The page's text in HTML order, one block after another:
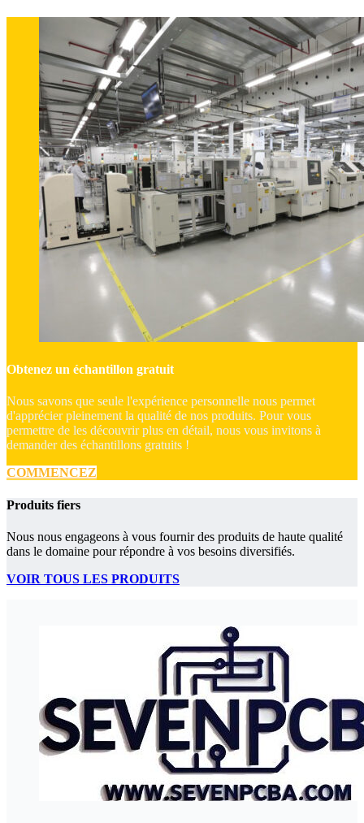
Obtenez un échantillon gratuit
Nous savons que seule l'expérience personnelle nous permet
d'apprécier pleinement la qualité de nos produits. Pour vous
permettre de les découvrir plus en détail, nous vous invitons à
demander des échantillons gratuits !
COMMENCEZ
Produits fiers
Nous nous engageons à vous fournir des produits de haute qualité
dans le domaine pour répondre à vos besoins diversifiés.
VOIR TOUS LES PRODUITS